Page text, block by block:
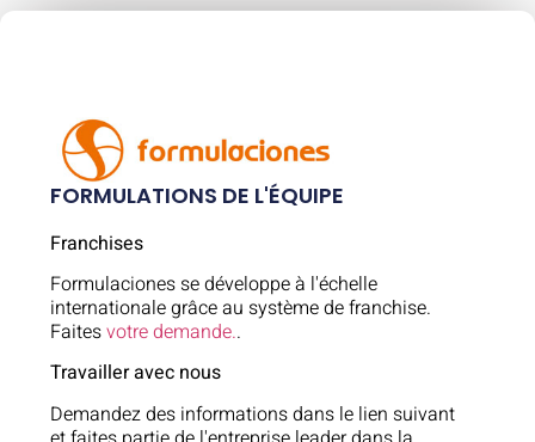
FORMULATIONS DE L'ÉQUIPE
Franchises
Formulaciones se développe à l'échelle
internationale grâce au système de franchise.
Faitesvotre demande..
Travailler avec nous
Demandez des informations dans le lien suivant